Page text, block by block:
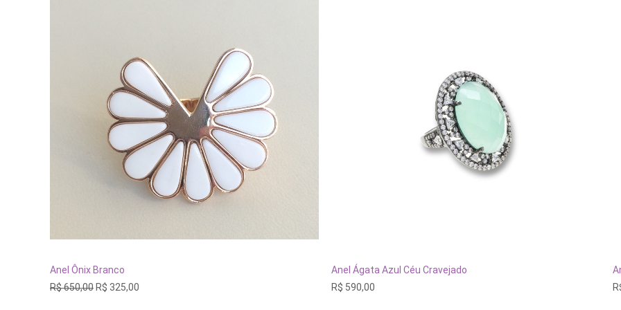
tem
variantes.
Anel Ônix Branco
R$650,00OR$ 325,00
VER OPÇÕES
tem
variantes.
Anel Ágata Azul Céu Cravejado
R$ 590,00